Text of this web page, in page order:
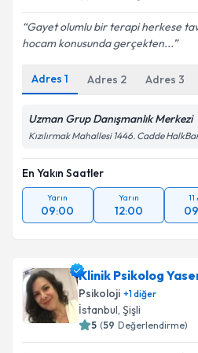
Gayet olumlu bir terapi herkese
hocam konusunda gerçekten...
Adres 1 Adres 2 Adres 3
Uzman Grup Danışmanlık Merkezi
Kızılırmak Mahallesi 1446. Cadde
En Yakın Saatler
Yarın
09:00
Yarın
12:00
11
Klinik Psikolog
Psikoloji +1diğer
İstanbul, Şişli
5 (59 Değerlendirme)